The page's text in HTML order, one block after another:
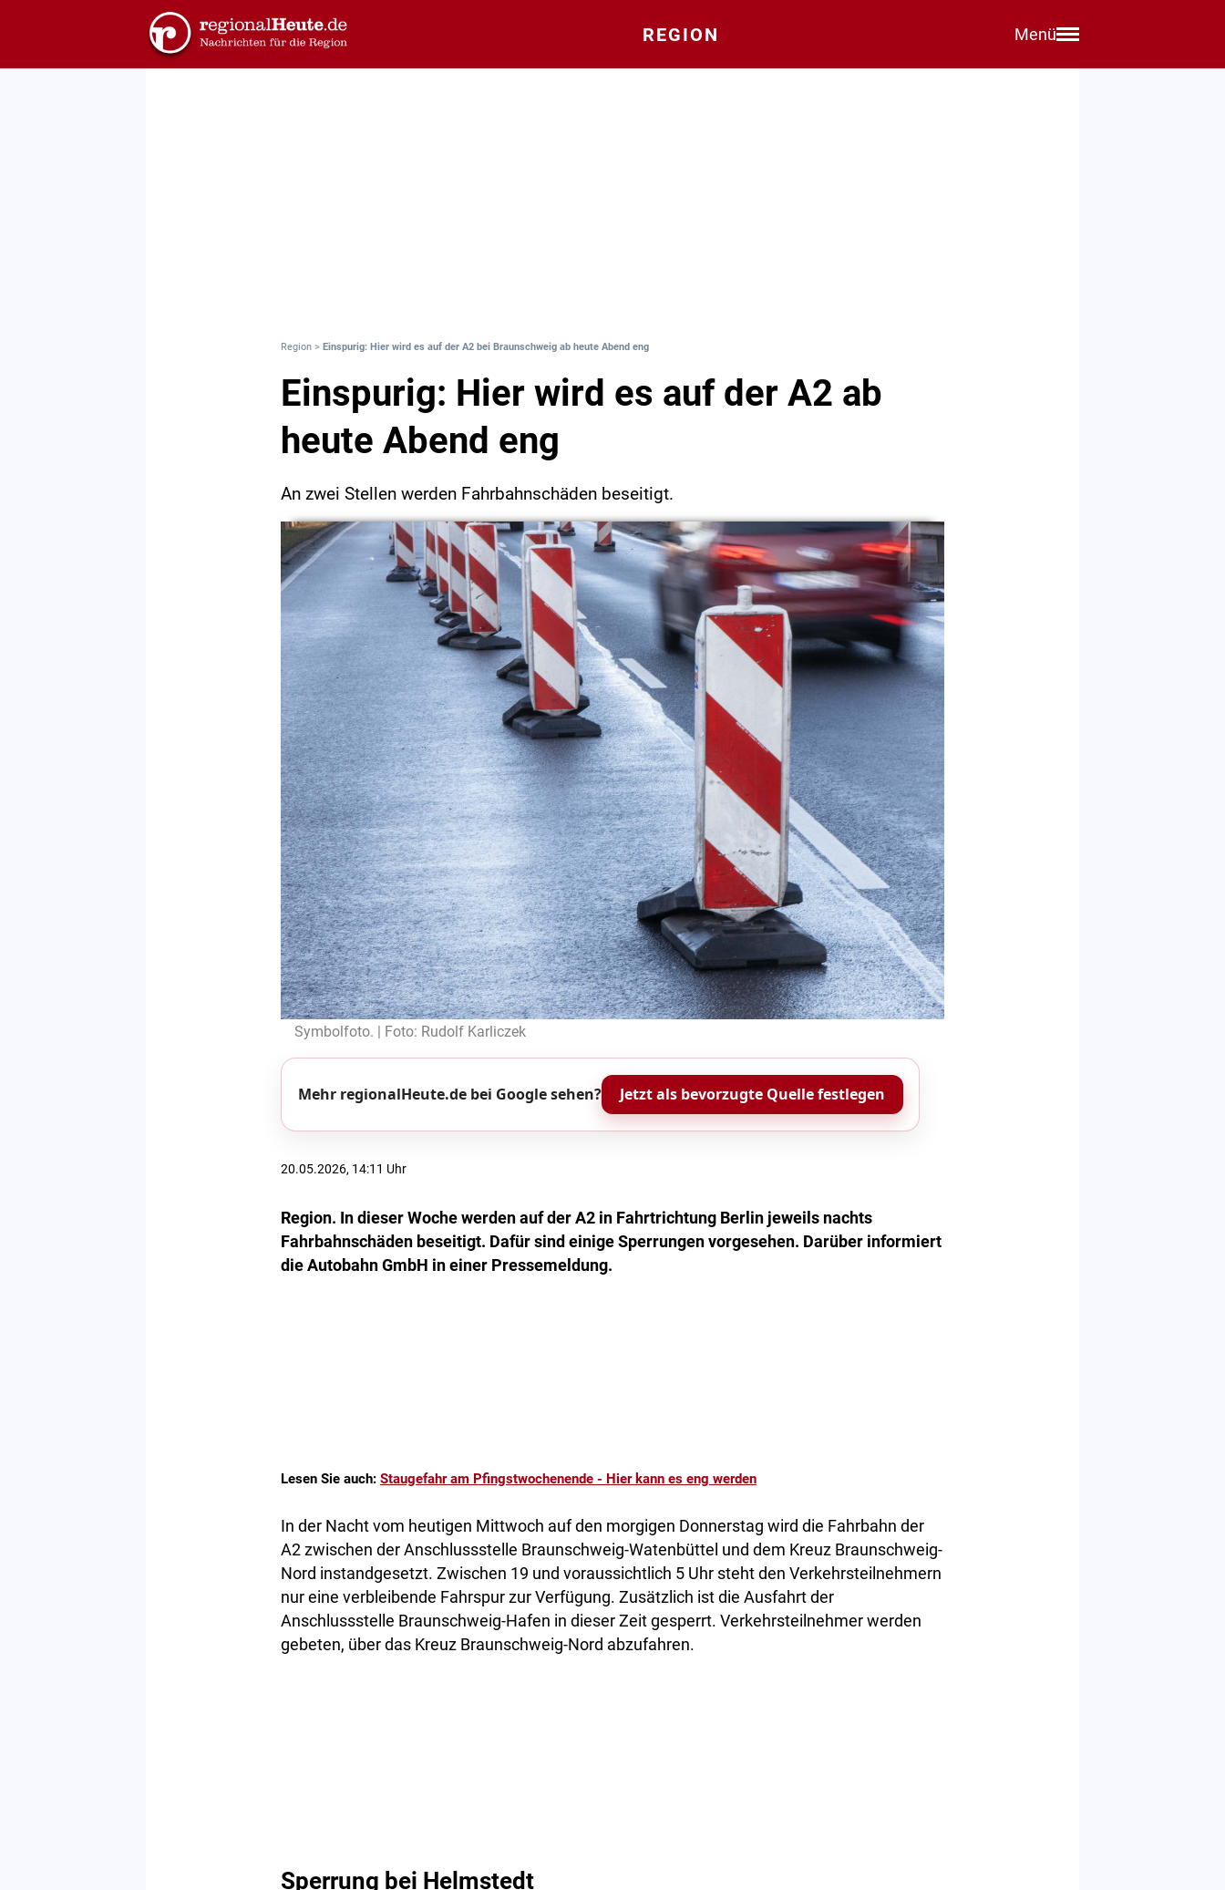
REGION Menü
Region > Einspurig: Hier wird es auf der A2 bei Braunschweig ab heute Abend eng
Einspurig: Hier wird es auf der A2 ab
heute Abend eng
An zwei Stellen werden Fahrbahnschäden beseitigt.
Symbolfoto. | Foto: Rudolf Karliczek
Mehr regionalHeute.de bei Google sehen? Jetzt als bevorzugte Quelle festlegen
20.05.2026, 14:11 Uhr
Region. In dieser Woche werden auf der A2 in Fahrtrichtung Berlin jeweils nachts
Fahrbahnschäden beseitigt. Dafür sind einige Sperrungen vorgesehen. Darüber informiert
die Autobahn GmbH in einer Pressemeldung.
Lesen Sie auch: Staugefahr am Pfingstwochenende - Hier kann es eng werden
In der Nacht vom heutigen Mittwoch auf den morgigen Donnerstag wird die Fahrbahn der
A2 zwischen der Anschlussstelle Braunschweig-Watenbüttel und dem Kreuz Braunschweig-
Nord instandgesetzt. Zwischen 19 und voraussichtlich 5 Uhr steht den Verkehrsteilnehmern
nur eine verbleibende Fahrspur zur Verfügung. Zusätzlich ist die Ausfahrt der
Anschlussstelle Braunschweig-Hafen in dieser Zeit gesperrt. Verkehrsteilnehmer werden
gebeten, über das Kreuz Braunschweig-Nord abzufahren.
Sperrung bei Helmstedt